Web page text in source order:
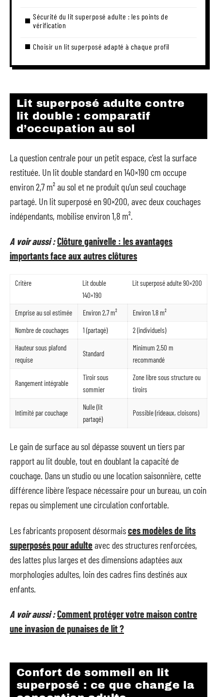
Sécurité du lit superposé adulte : les points de
vérification
Choisir un lit superposé adapté à chaque profil
Lit superposé adulte contre
lit double : comparatif
d’occupation au sol
La question centrale pour un petit espace, c’est la surface
restituée. Un lit double standard en 140×190 cm occupe
environ 2,7 m² au sol et ne produit qu’un seul couchage
partagé. Un lit superposé en 90×200, avec deux couchages
indépendants, mobilise environ 1,8 m².
A voir aussi :Clôture ganivelle : les avantages
importants face aux autres clôtures
Critère
Lit double
140×190
Lit superposé adulte 90×200
Emprise au sol estimée Environ 2,7 m²
Environ 1,8 m²
Nombre de couchages
1 (partagé)
2 (individuels)
Hauteur sous plafond
requise
Standard
Minimum 2,50 m
recommandé
Rangement intégrable
Tiroir sous
sommier
Zone libre sous structure ou
tiroirs
Intimité par couchage
Nulle (lit
partagé)
Possible (rideaux, cloisons)
Le gain de surface au sol dépasse souvent un tiers par
rapport au lit double, tout en doublant la capacité de
couchage. Dans un studio ou une location saisonnière, cette
différence libère l’espace nécessaire pour un bureau, un coin
repas ou simplement une circulation confortable.
Les fabricants proposent désormaisces modèles de lits
superposés pour adulteavec des structures renforcées,
des lattes plus larges et des dimensions adaptées aux
morphologies adultes, loin des cadres fins destinés aux
enfants.
A voir aussi :Comment protéger votre maison contre
une invasion de punaises de lit ?
Confort de sommeil en lit
superposé : ce que change la